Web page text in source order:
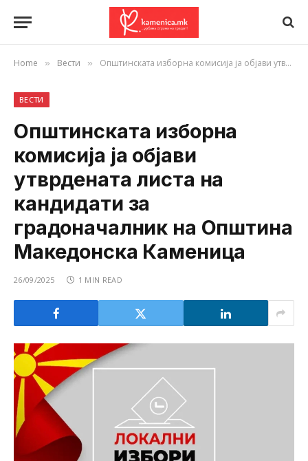
Home » Вести » Општинската изборна комисија ја објави утврдената листа на кандидати за градоначалник на Општина Македонска Каменица
ВЕСТИ
Општинската изборна
комисија ја објави
утврдената листа на
кандидати за
градоначалник на Општина
Македонска Каменица
26/09/2025 1 MIN READ